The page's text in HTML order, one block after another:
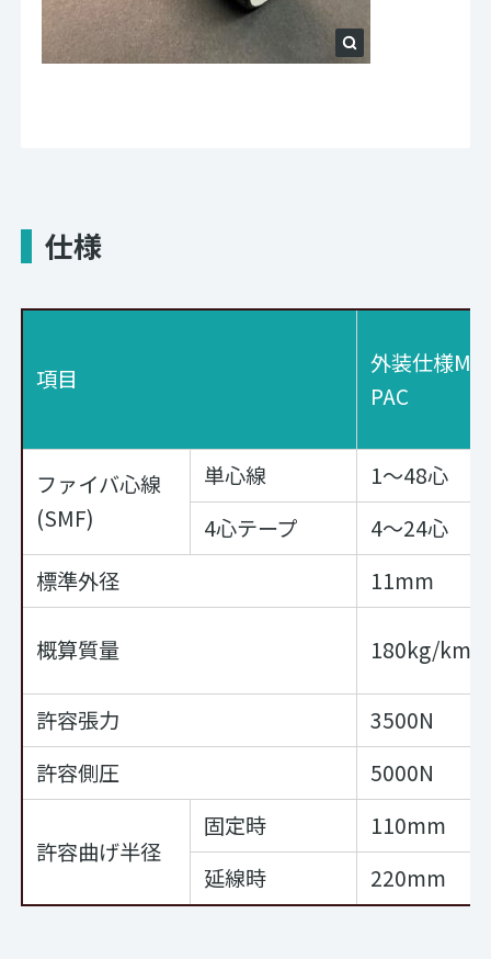
仕様
項目
外装仕様M-
PAC
ファイバ心線
(SMF)
単心線
1～48心
4心テープ
4～24心
標準外径
11mm
概算質量 180kg/km
許容張力
3500N
許容側圧
5000N
許容曲げ半径
固定時
110mm
延線時
220mm